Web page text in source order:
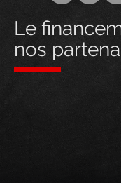
Le
nos